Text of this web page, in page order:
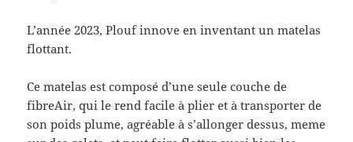
L’année 2023, Plouf innove en inventant un matelas
flottant.
Ce matelas est composé d’une seule couche de
fibreAir, qui le rend facile à plier et à transporter de
son poids plume, agréable à s’allonger dessus, meme